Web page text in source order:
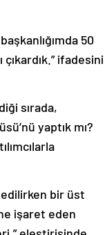
50
ifadesini
sırada,
yaptık mı?
bir üst
işaret eden